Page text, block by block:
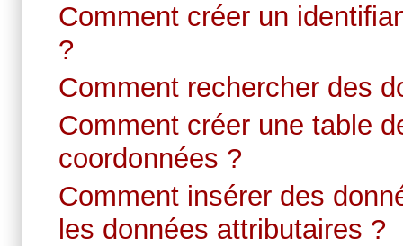
Comment créer un
?
Comment rechercher des
Comment créer une table
coordonnées ?
Comment insérer des
les données attributaires ?